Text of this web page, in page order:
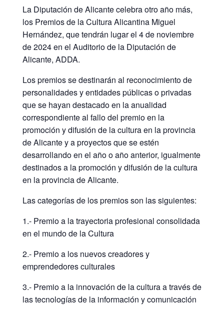
La Diputación de Alicante celebra otro año más,
los Premios de la Cultura Alicantina Miguel
Hernández, que tendrán lugar el 4 de noviembre
de 2024 en el Auditorio de la Diputación de
Alicante, ADDA.
Los premios se destinarán al reconocimiento de
personalidades y entidades públicas o privadas
que se hayan destacado en la anualidad
correspondiente al fallo del premio en la
promoción y difusión de la cultura en la provincia
de Alicante y a proyectos que se estén
desarrollando en el año o año anterior, igualmente
destinados a la promoción y difusión de la cultura
en la provincia de Alicante.
Las categorías de los premios son las siguientes:
1.- Premio a la trayectoria profesional consolidada
en el mundo de la Cultura
2.- Premio a los nuevos creadores y
emprendedores culturales
3.- Premio a la innovación de la cultura a través de
las tecnologías de la información y comunicación